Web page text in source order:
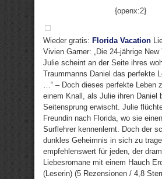
{openx:2}
Wieder gratis: Florida Vacation
Vivien Garner: „Die 24-jährige
Julie scheint an der Seite ihres
Traummanns Daniel das perfekte
…“ – Doch dieses perfekte Leben
einem Knall, als Julie ihren Daniel
Seitensprung erwischt. Julie
Freundin nach Florida, wo sie
Surflehrer kennenlernt. Doch der
dunkles Geheimnis in sich zu
empfehlenswert für jeden, der
Liebesromane mit einem Hauch
(Leserin) (5 Rezensionen / 4,8